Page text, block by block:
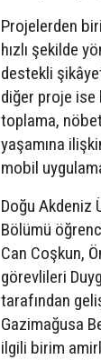
Projelerden
hızlı şekilde
destekli
diğer proje ise
toplama,
yaşamına
mobil
Doğu Akdeniz
Bölümü
Can Coşkun,
görevlileri
tarafından
Gazimağusa
ilgili birim